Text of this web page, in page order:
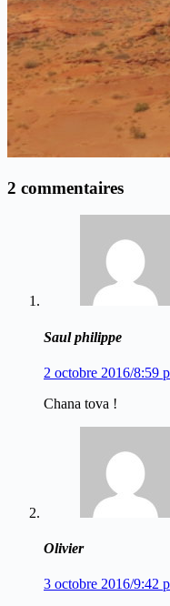
2 commentaires
Saul philippe
2 octobre 2016/8:59
Chana tova !
Olivier
3 octobre 2016/9:42